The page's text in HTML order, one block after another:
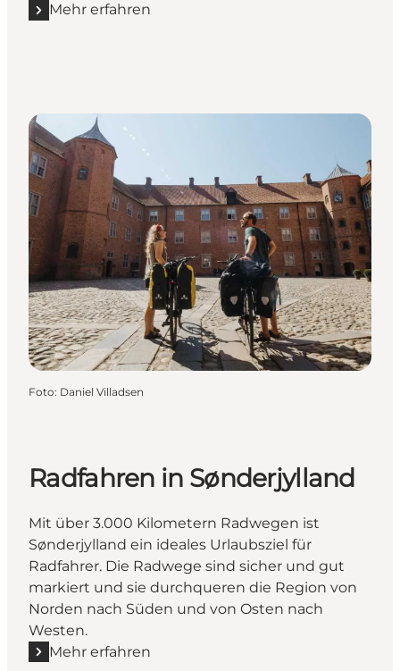
Mehr erfahren
Mehr erfahren "Wandern in Sønderjylland"
Foto: Daniel Villadsen
Radfahren in Sønderjylland
Mit über 3.000 Kilometern Radwegen ist
Sønderjylland ein ideales Urlaubsziel für
Radfahrer. Die Radwege sind sicher und gut
markiert und sie durchqueren die Region von
Norden nach Süden und von Osten nach
Westen.
Mehr erfahren
Mehr erfahren "Radfahren in Sønderjylland"